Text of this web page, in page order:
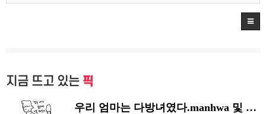
지금 뜨고 있는 픽
우리 엄마는 다방녀였다.manhwa 및 후기